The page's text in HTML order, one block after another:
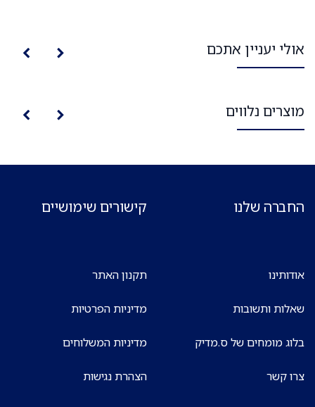
אולי יעניין אתכם
מוצרים נלווים
החברה שלנו
אודותינו
שאלות ותשובות
בלוג מומחים של ס.מדיק
צרו קשר
קישורים שימושיים
תקנון האתר
מדיניות הפרטיות
מדיניות המשלוחים
הצהרת נגישות